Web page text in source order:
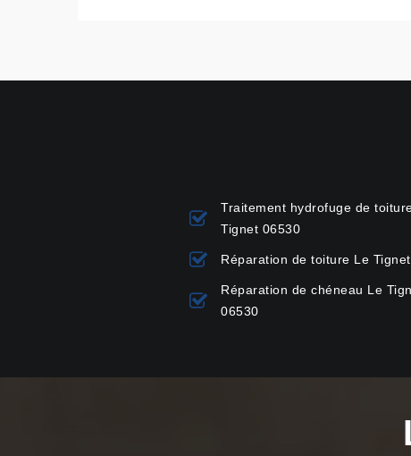
Traitement hydrofuge de
Tignet 06530
Réparation de toiture Le
Réparation de chéneau Le
06530